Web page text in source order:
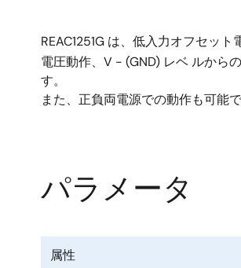
REAC1251G は、低入力オフセッ
電圧動作、V - (GND) レベ ルから
す。
また、正負両電源での動作も可能
パラメータ
属性